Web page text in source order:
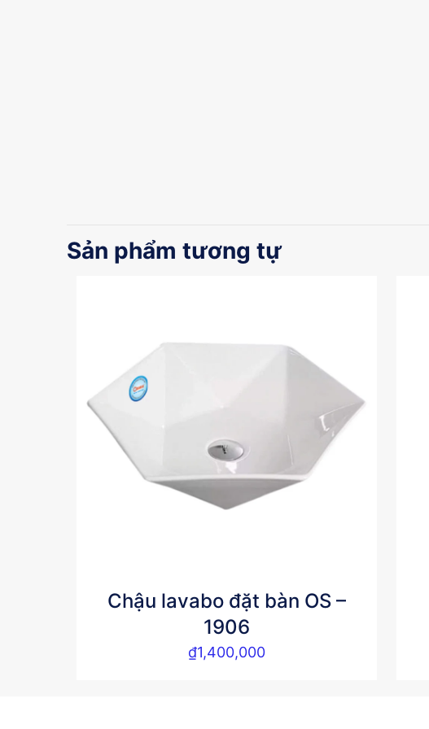
Sản phẩm tương tự
Chậu lavabo đặt bàn OS –
1906
₫1,400,000